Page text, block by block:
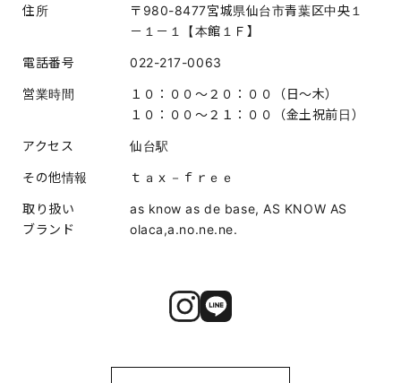
住所
〒980-8477宮城県仙台市青葉区中央１
－１－１【本館１Ｆ】
電話番号 022-217-0063
営業時間
１０：００～２０：００（日～木）
１０：００～２１：００（金土祝前日）
アクセス 仙台駅
その他情報 ｔａｘ－ｆｒｅｅ
取り扱い
ブランド
as know as de base, AS KNOW AS
olaca,a.no.ne.ne.